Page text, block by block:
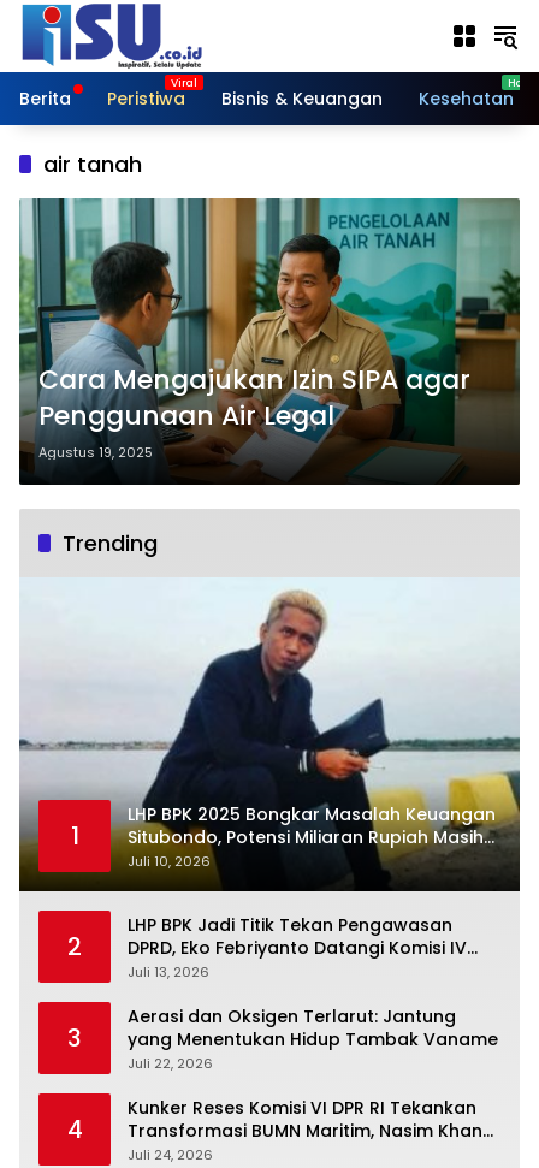
Langsung
konten
Berita
Peristiwa Bisnis & Keuangan Kesehatan
air tanah
Cara Mengajukan Izin SIPA agar
Penggunaan Air Legal
Agustus 19, 2025
Trending
1
LHP BPK 2025 Bongkar Masalah Keuangan
Situbondo, Potensi Miliaran Rupiah Masih
Belum Terkelola
Juli 10, 2026
2
LHP BPK Jadi Titik Tekan Pengawasan
DPRD, Eko Febriyanto Datangi Komisi IV
dan Ajak Dewan Kembali Berpijak pada
Juli 13, 2026
3
Aerasi dan Oksigen Terlarut: Jantung
yang Menentukan Hidup Tambak Vaname
Juli 22, 2026
4
Kunker Reses Komisi VI DPR RI Tekankan
Transformasi BUMN Maritim, Nasim Khan
Kawal Penguatan Sektor Laut
Juli 24, 2026